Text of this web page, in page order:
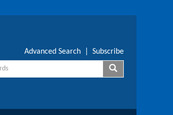
Advanced Search Subscribe